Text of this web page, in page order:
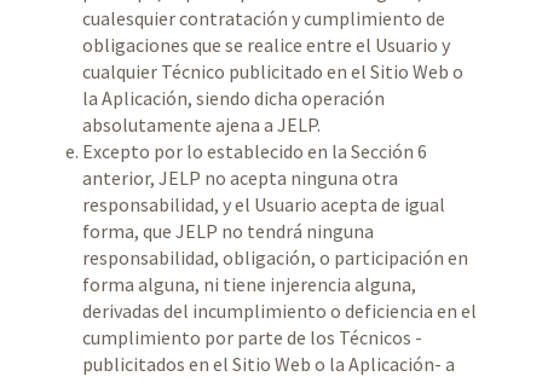
cualesquier contratación y cumplimiento de
obligaciones que se realice entre el Usuario y
cualquier Técnico publicitado en el Sitio Web o
la Aplicación, siendo dicha operación
absolutamente ajena a JELP.
Excepto por lo establecido en la Sección 6
anterior, JELP no acepta ninguna otra
responsabilidad, y el Usuario acepta de igual
forma, que JELP no tendrá ninguna
responsabilidad, obligación, o participación en
forma alguna, ni tiene injerencia alguna,
derivadas del incumplimiento o deficiencia en el
cumplimiento por parte de los Técnicos -
publicitados en el Sitio Web o la Aplicación- a